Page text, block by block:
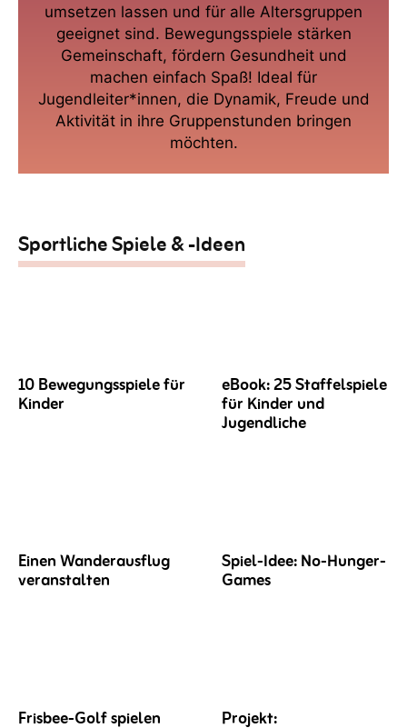
umsetzen lassen und für alle Altersgruppen
geeignet sind. Bewegungsspiele stärken
Gemeinschaft, fördern Gesundheit und
machen einfach Spaß! Ideal für
Jugendleiter*innen, die Dynamik, Freude und
Aktivität in ihre Gruppenstunden bringen
möchten.
Sportliche Spiele & -Ideen
10 Bewegungsspiele für
Kinder
eBook: 25 Staffelspiele
für Kinder und
Jugendliche
Einen Wanderausflug
veranstalten
Spiel-Idee: No-Hunger-
Games
Frisbee-Golf spielen
Projekt: